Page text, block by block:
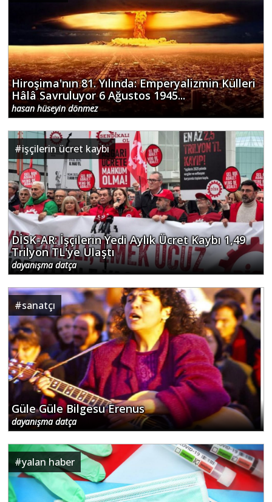
Hiroşima'nın 81. Yılında: Emperyalizmin Külleri
Hâlâ Savruluyor 6 Ağustos 1945...
hasan hüseyin dönmez
#işçilerin ücret kaybı
DİSK-AR: İşçilerin Yedi Aylık Ücret Kaybı 1,49
Trilyon TL'ye Ulaştı
dayanışma datça
#sanatçı
Güle Güle Bilgesu Erenus
dayanışma datça
#yalan haber